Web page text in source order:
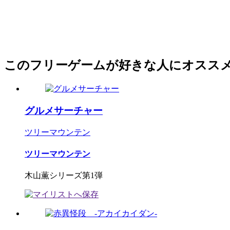
このフリーゲームが好きな人にオスス
グルメサーチャー
ツリーマウンテン
ツリーマウンテン
木山薫シリーズ第1弾